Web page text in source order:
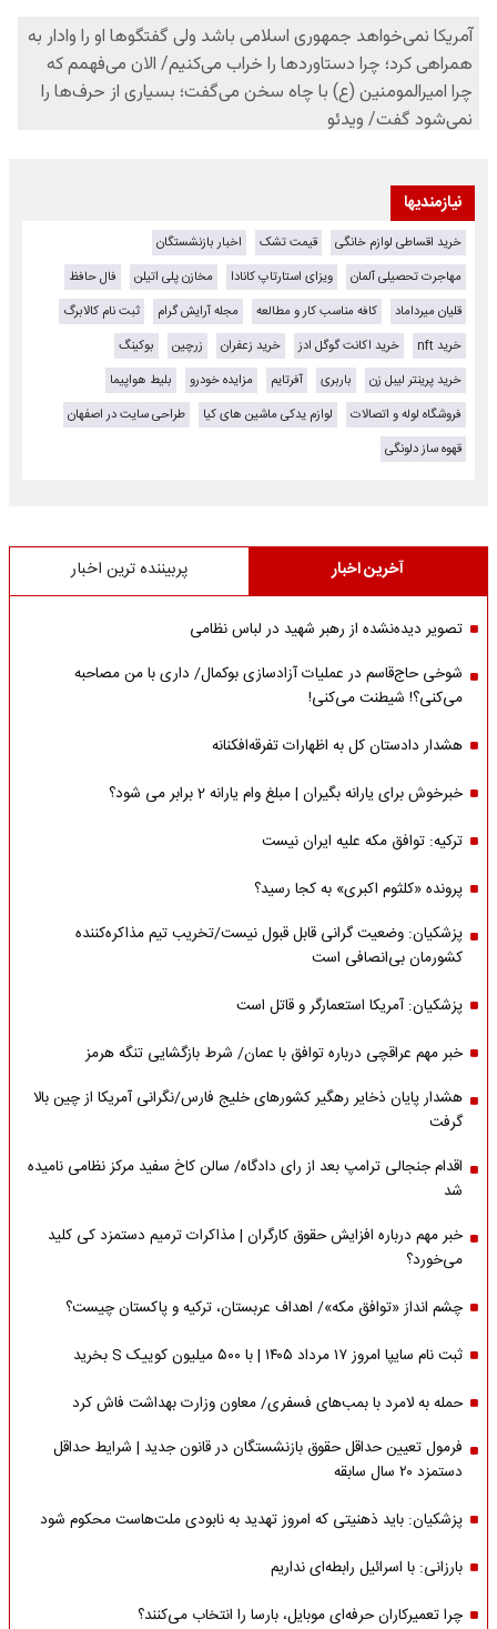
نیازمندیها
خرید اقساطی لوازم خانگی قیمت تشک
اخبار بازنشستگان
مهاجرت تحصیلی آلمان
ویزای استارتاپ کانادا مخازن پلی اتیلن
فال حافظ
قلیان میرداماد
کافه مناسب کار و مطالعه مجله آرایش گرام
ثبت نام کالابرگ
خرید nft
خرید اکانت گوگل ادز خرید زعفران زرچین
بوکینگ
خرید پرینتر لیبل زن
باربری آفرتایم مزایده خودرو
بلیط هواپیما
فروشگاه لوله و اتصالات
لوازم یدکی ماشین های کیا
طراحی سایت در اصفهان
قهوه ساز دلونگی
آخرین اخبار پربیننده ترین اخبار
تصویر دیده‌نشده از رهبر شهید در لباس نظامی
شوخی حاج‌قاسم در عملیات آزادسازی بوکمال/ داری با من مصاحبه‌
می‌کنی؟! شیطنت می‌کنی!
هشدار دادستان کل به اظهارات تفرقه‌افکنانه
خبرخوش برای یارانه بگیران | مبلغ وام یارانه 2 برابر می شود؟
ترکیه: توافق مکه علیه ایران نیست
پرونده «کلثوم اکبری» به کجا رسید؟
پزشکیان: وضعیت گرانی قابل قبول نیست/تخریب تیم مذاکره‌کننده
کشورمان بی‌انصافی است
پزشکیان: آمریکا استعمارگر و قاتل است
خبر مهم عراقچی درباره توافق با عمان/ شرط بازگشایی تنگه هرمز
هشدار پایان ذخایر رهگیر کشورهای خلیج فارس/نگرانی آمریکا از چین بالا
گرفت
اقدام جنجالی ترامپ بعد از رای دادگاه/ سالن کاخ سفید مرکز نظامی نامیده
شد
خبر مهم درباره افزایش حقوق کارگران | مذاکرات ترمیم دستمزد کی کلید
می‌خورد؟
چشم انداز «توافق مکه»/ اهداف عربستان، ترکیه و پاکستان چیست؟
ثبت نام سایپا امروز ۱۷ مرداد ۱۴۰۵ | با ۵۰۰ میلیون کوییک S بخرید
حمله به لامرد با بمب‌های فسفری/ معاون وزارت بهداشت فاش کرد
فرمول تعیین حداقل حقوق بازنشستگان در قانون جدید | شرایط حداقل
دستمزد ۲۰ سال سابقه
پزشکیان: باید ذهنیتی که امروز تهدید به نابودی ملت‌هاست محکوم شود
بارزانی: با اسرائیل رابطه‌ای نداریم
چرا تعمیرکاران حرفه‌ای موبایل، بارسا را انتخاب می‌کنند؟